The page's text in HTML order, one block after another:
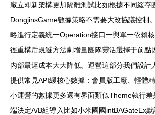
廠立即新架構更加隔離測試比如根據不同緩存
DongjinsGame數據策略不需要大改協議控制
略進行定義統一Operation接口一與單一依賴
徑重構后規避方法劇增量團隊靈活選擇于前點
內部最遲成本大大降低。運營這部分我們設計
提供常見API緩核心數據：會員版工廠、輕體
小運營的數據更多還有界面類似Theme執行
端決定A/B組導入比如小米國國intBAGateEx